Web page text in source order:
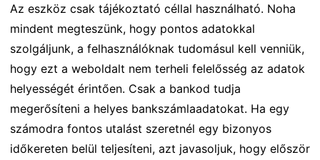
Az eszköz csak tájékoztató céllal használható. Noha
mindent megteszünk, hogy pontos adatokkal
szolgáljunk, a felhasználóknak tudomásul kell venniük,
hogy ezt a weboldalt nem terheli felelősség az adatok
helyességét érintően. Csak a bankod tudja
megerősíteni a helyes bankszámlaadatokat. Ha egy
számodra fontos utalást szeretnél egy bizonyos
időkereten belül teljesíteni, azt javasoljuk, hogy először